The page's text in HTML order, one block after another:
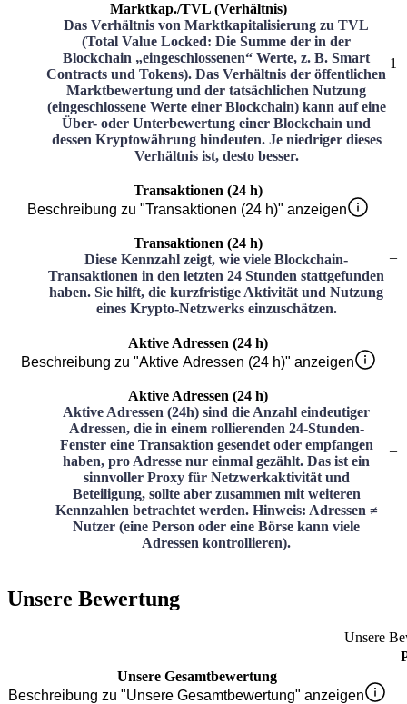
Marktkap./TVL (Verhältnis)
Das Verhältnis von Marktkapitalisierung zu TVL
(Total Value Locked: Die Summe der in der
Blockchain „eingeschlossenen“ Werte, z. B. Smart
Contracts und Tokens). Das Verhältnis der öffentlichen
Marktbewertung und der tatsächlichen Nutzung
(eingeschlossene Werte einer Blockchain) kann auf eine
Über- oder Unterbewertung einer Blockchain und
dessen Kryptowährung hindeuten. Je niedriger dieses
Verhältnis ist, desto besser.
1
Transaktionen (24 h)
Beschreibung zu "Transaktionen (24 h)" anzeigen
Transaktionen (24 h)
Diese Kennzahl zeigt, wie viele Blockchain-
Transaktionen in den letzten 24 Stunden stattgefunden
haben. Sie hilft, die kurzfristige Aktivität und Nutzung
eines Krypto-Netzwerks einzuschätzen.
–
Aktive Adressen (24 h)
Beschreibung zu "Aktive Adressen (24 h)" anzeigen
Aktive Adressen (24 h)
Aktive Adressen (24h) sind die Anzahl eindeutiger
Adressen, die in einem rollierenden 24-Stunden-
Fenster eine Transaktion gesendet oder empfangen
haben, pro Adresse nur einmal gezählt. Das ist ein
sinnvoller Proxy für Netzwerkaktivität und
Beteiligung, sollte aber zusammen mit weiteren
Kennzahlen betrachtet werden. Hinweis: Adressen ≠
Nutzer (eine Person oder eine Börse kann viele
Adressen kontrollieren).
–
Unsere Bewertung
Unsere
Unsere Gesamtbewertung
Beschreibung zu "Unsere Gesamtbewertung" anzeigen